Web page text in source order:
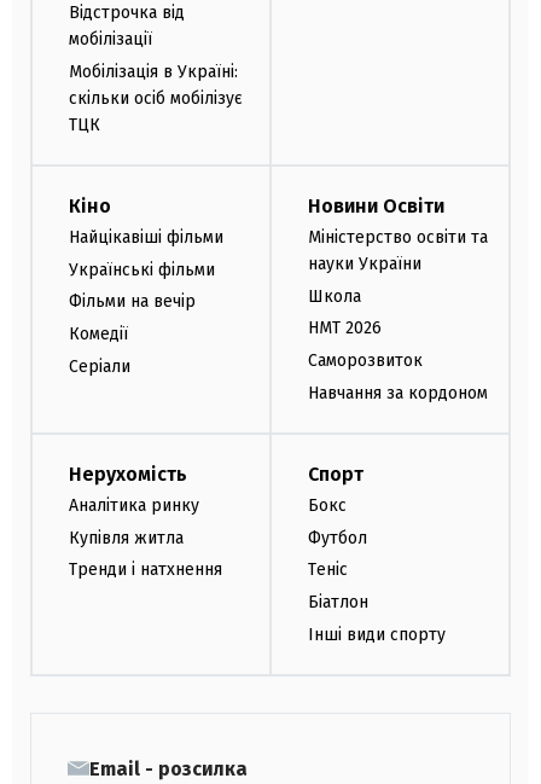
Відстрочка від
мобілізації
Мобілізація в Україні:
скільки осіб мобілізує
ТЦК
Кіно
Найцікавіші фільми
Українські фільми
Фільми на вечір
Комедії
Серіали
Новини Освіти
Міністерство освіти та
науки України
Школа
НМТ 2026
Саморозвиток
Навчання за кордоном
Нерухомість
Аналітика ринку
Купівля житла
Тренди і натхнення
Спорт
Бокс
Футбол
Теніс
Біатлон
Інші види спорту
Email - розсилка